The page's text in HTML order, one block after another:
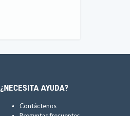
¿NECESITA AYUDA?
Contáctenos